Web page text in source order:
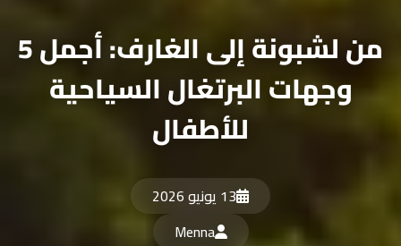
من لشبونة إلى الغارف: أجمل 5
وجهات البرتغال السياحية
للأطفال
13 يونيو 2026
Menna